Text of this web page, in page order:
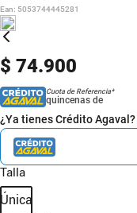
Ean: 5053744445281
$ 74.900
Cuota de Referencia*
quincenas de
¿Ya tienes Crédito Agaval?
Talla
Única